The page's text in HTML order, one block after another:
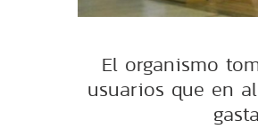
El organismo
usuarios que en